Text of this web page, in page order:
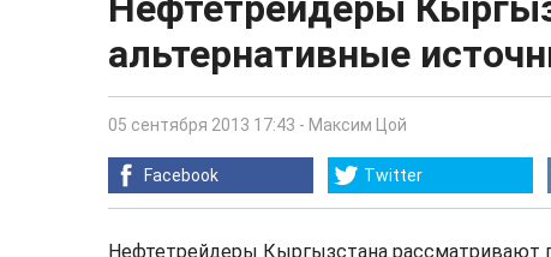
альтернативные
05 сентября 2013 17:43 - Максим Цой
Facebook Twitter
Нефтетрейдеры Кыргызстана рассматривают